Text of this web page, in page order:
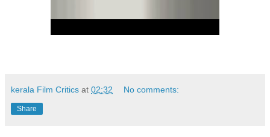
kerala Film Critics at 02:32 No comments:
Share